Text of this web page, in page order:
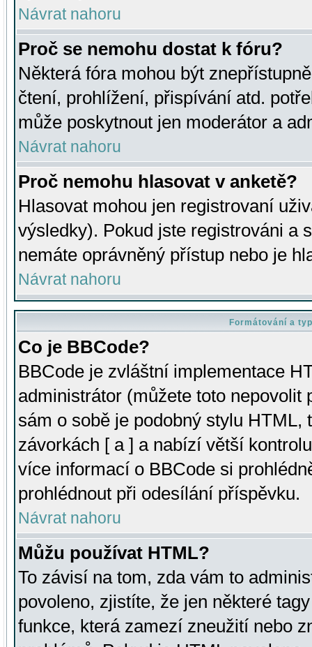
Návrat nahoru
Proč se nemohu dostat k fóru?
Některá fóra mohou být
čtení, prohlížení, přispívání atd.
může poskytnout jen moderátor a
Návrat nahoru
Proč nemohu hlasovat v anketě?
Hlasovat mohou jen registrovaní
výsledky). Pokud jste registrováni a
nemáte oprávněný přístup nebo je
Návrat nahoru
Formátování a
Co je BBCode?
BBCode je zvláštní implementace
administrátor (můžete toto
sám o sobě je podobný stylu HTML,
závorkách [ a ] a nabízí větší
více informací o BBCode si
prohlédnout při odesílání příspěvku.
Návrat nahoru
Můžu používat HTML?
To závisí na tom, zda vám to
povoleno, zjistíte, že jen některé
funkce, která zamezí zneužití nebo